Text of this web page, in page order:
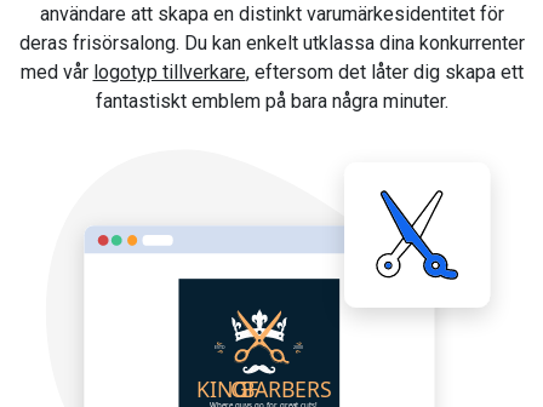
användare att skapa en distinkt varumärkesidentitet för
deras frisörsalong. Du kan enkelt utklassa dina konkurrenter
med vår logotyp tillverkare, eftersom det låter dig skapa ett
fantastiskt emblem på bara några minuter.